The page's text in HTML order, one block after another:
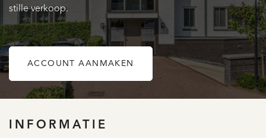
stille verkoop.
ACCOUNT AANMAKEN
INFORMATIE
OVER QUALIS